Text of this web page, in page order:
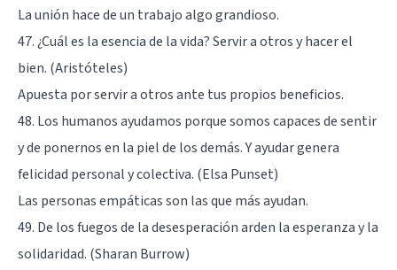
La unión hace de un trabajo algo grandioso.
47. ¿Cuál es la esencia de la vida? Servir a otros y hacer el
bien. (Aristóteles)
Apuesta por servir a otros ante tus propios beneficios.
48. Los humanos ayudamos porque somos capaces de sentir
y de ponernos en la piel de los demás. Y ayudar genera
felicidad personal y colectiva. (Elsa Punset)
Las personas empáticas son las que más ayudan.
49. De los fuegos de la desesperación arden la esperanza y la
solidaridad. (Sharan Burrow)